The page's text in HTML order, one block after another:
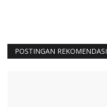
POSTINGAN REKOMENDASI